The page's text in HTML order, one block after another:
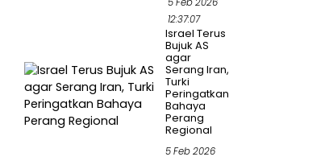
12:37:07
Israel Terus
Bujuk AS
agar
Serang Iran,
Turki
Peringatkan
Bahaya
Perang
Regional
5 Feb 2026